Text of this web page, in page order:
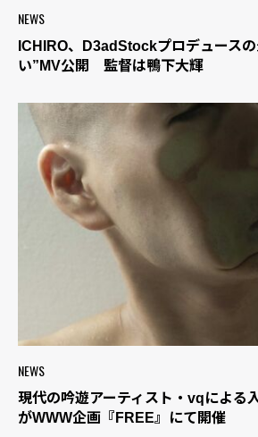
NEWS
ICHIRO、D3adStockプロデュース
い”MV公開 監督は鴨下大輝
NEWS
現代の吟遊アーティスト・vqによる
がWWW企画『FREE』にて開催